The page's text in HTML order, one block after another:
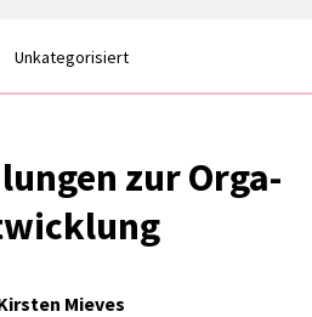
Unkategorisiert
zur Orga­
Mieves